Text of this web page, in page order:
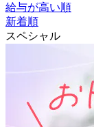
給与が高い順
新着順
スペシャル